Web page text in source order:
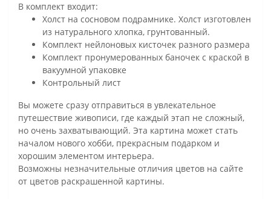
В комплект входит:
Холст на сосновом подрамнике. Холст изготовлен
из натурального хлопка, грунтованный.
Комплект нейлоновых кисточек разного размера
Комплект пронумерованных баночек с краской в
вакуумной упаковке
Контрольный лист
Вы можете сразу отправиться в увлекательное
путешествие живописи, где каждый этап не сложный,
но очень захватывающий. Эта картина может стать
началом нового хобби, прекрасным подарком и
хорошим элементом интерьера.
Возможны незначительные отличия цветов на сайте
от цветов раскрашенной картины.